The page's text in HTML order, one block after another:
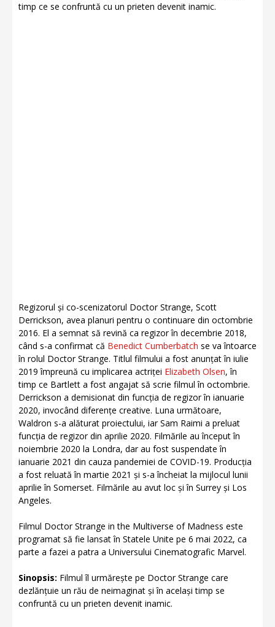
timp ce se confruntă cu un prieten devenit inamic.
Regizorul și co-scenizatorul Doctor Strange, Scott
Derrickson, avea planuri pentru o continuare din octombrie
2016. El a semnat să revină ca regizor în decembrie 2018,
când s-a confirmat că Benedict Cumberbatch se va întoarce
în rolul Doctor Strange. Titlul filmului a fost anunțat în iulie
2019 împreună cu implicarea actriței Elizabeth Olsen, în
timp ce Bartlett a fost angajat să scrie filmul în octombrie.
Derrickson a demisionat din funcția de regizor în ianuarie
2020, invocând diferențe creative. Luna următoare,
Waldron s-a alăturat proiectului, iar Sam Raimi a preluat
funcția de regizor din aprilie 2020. Filmările au început în
noiembrie 2020 la Londra, dar au fost suspendate în
ianuarie 2021 din cauza pandemiei de COVID-19. Producția
a fost reluată în martie 2021 și s-a încheiat la mijlocul lunii
aprilie în Somerset. Filmările au avut loc și în Surrey și Los
Angeles.
Filmul Doctor Strange in the Multiverse of Madness este
programat să fie lansat în Statele Unite pe 6 mai 2022, ca
parte a fazei a patra a Universului Cinematografic Marvel.
Sinopsis: Filmul îl urmărește pe Doctor Strange care
dezlănțuie un rău de neimaginat și în același timp se
confruntă cu un prieten devenit inamic.